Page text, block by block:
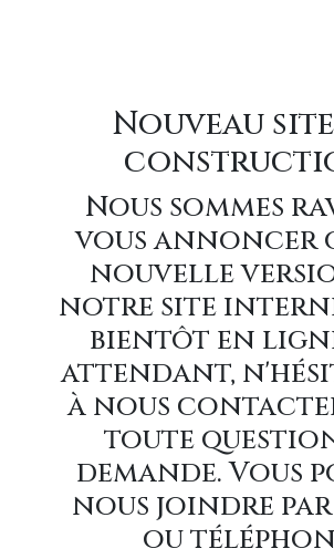
Nouveau
Nous sommes
vous annoncer
nouvelle
notre site
bientôt en
attendant,
à nous
toute
demande. Vous
nous joindre
ou